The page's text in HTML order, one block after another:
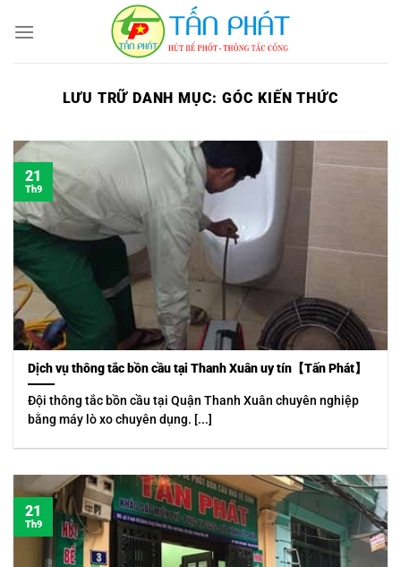
qua
LƯU TRỮ DANH MỤC: GÓC KIẾN THỨC
Dịch vụ thông tắc bồn cầu tại Thanh Xuân uy tín【Tấn Phát】
Đội thông tắc bồn cầu tại Quận Thanh Xuân chuyên nghiệp
bằng máy lò xo chuyên dụng. [...]
21
Th9
21
Th9